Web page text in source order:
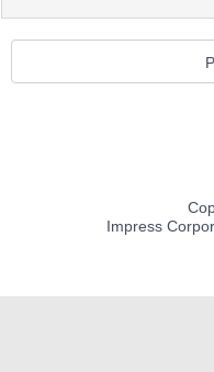
Impress